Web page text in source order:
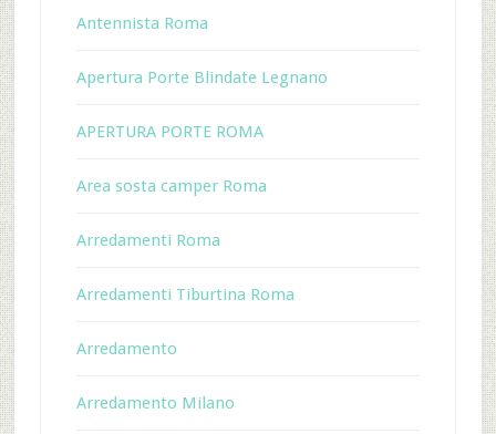
Antennista Roma
Apertura Porte Blindate Legnano
APERTURA PORTE ROMA
Area sosta camper Roma
Arredamenti Roma
Arredamenti Tiburtina Roma
Arredamento
Arredamento Milano